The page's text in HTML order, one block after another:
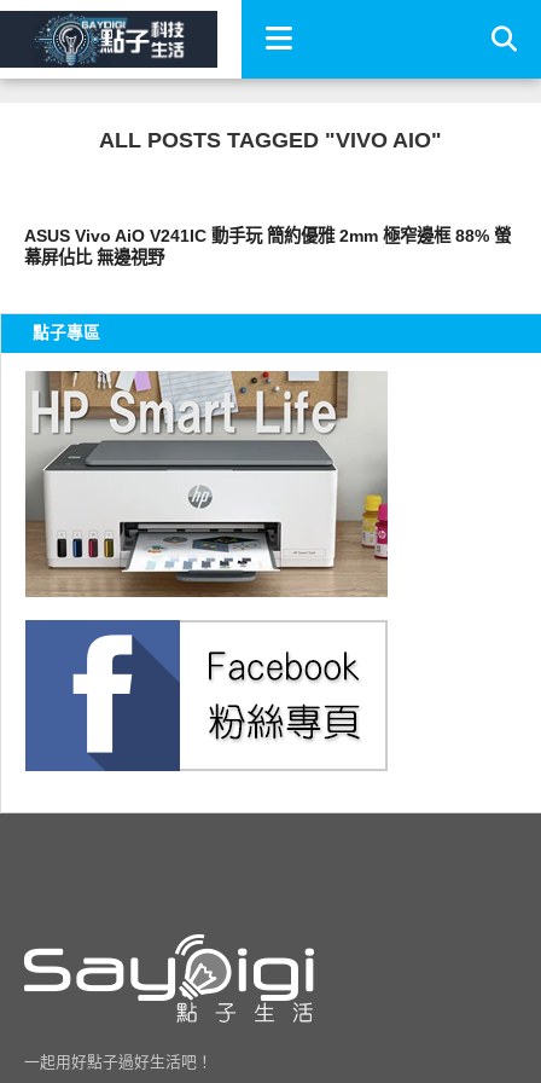
ALL POSTS TAGGED "VIVO AIO"
ASUS Vivo AiO V241IC 動手玩 簡約優雅 2mm 極窄邊框 88% 螢
幕屏佔比 無邊視野
點子專區
一起用好點子過好生活吧！